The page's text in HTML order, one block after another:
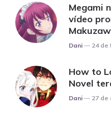
Megami
vídeo
Posted
Dani 24 de
How to
Novel
Posted
Dani 27 de